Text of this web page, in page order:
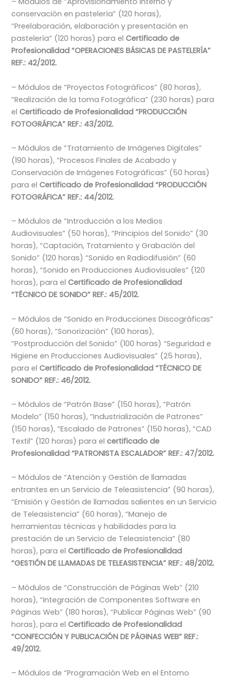
conservación en pastelería” (120 horas),
“Preelaboración, elaboración y presentación en
pastelería” (120 horas) para elCertificado de
Profesionalidad “OPERACIONES BÁSICAS DE PASTELERÍA”
REF.: 42/2012.
– Módulos de “Proyectos Fotográficos” (80 horas),
“Realización de la toma Fotográfica” (230 horas) para
elCertificado de Profesionalidad “PRODUCCIÓN
FOTOGRÁFICA” REF.: 43/2012.
– Módulos de “Tratamiento de Imágenes Digitales”
(190 horas), “Procesos Finales de Acabado y
Conservación de Imágenes Fotográficas” (50 horas)
para elCertificado de Profesionalidad “PRODUCCIÓN
FOTOGRÁFICA” REF.: 44/2012.
– Módulos de “Introducción a los Medios
Audiovisuales” (50 horas), “Principios del Sonido” (30
horas), “Captación, Tratamiento y Grabación del
Sonido” (120 horas) “Sonido en Radiodifusión” (60
horas), “Sonido en Producciones Audiovisuales” (120
horas), para elCertificado de Profesionalidad
“TÉCNICO DE SONIDO” REF.: 45/2012.
– Módulos de “Sonido en Producciones Discográficas”
(60 horas), “Sonorización” (100 horas),
“Postproducción del Sonido” (100 horas) “Seguridad e
Higiene en Producciones Audiovisuales” (25 horas),
para elCertificado de Profesionalidad “TÉCNICO DE
SONIDO” REF.: 46/2012.
– Módulos de “Patrón Base” (150 horas), “Patrón
Modelo” (150 horas), “Industrialización de Patrones”
(150 horas), “Escalado de Patrones” (150 horas), “CAD
Textil” (120 horas) para elcertificado de
Profesionalidad “PATRONISTA ESCALADOR” REF.: 47/2012.
– Módulos de “Atención y Gestión de llamadas
entrantes en un Servicio de Teleasistencia” (90 horas),
“Emisión y Gestión de llamadas salientes en un Servicio
de Teleasistencia” (60 horas), “Manejo de
herramientas técnicas y habilidades para la
prestación de un Servicio de Teleasistencia” (80
horas), para elCertificado de Profesionalidad
“GESTIÓN DE LLAMADAS DE TELEASISTENCIA” REF.: 48/2012.
– Módulos de “Construcción de Páginas Web” (210
horas), “Integración de Componentes Software en
Páginas Web” (180 horas), “Publicar Páginas Web” (90
horas), para elCertificado de Profesionalidad
“CONFECCIÓN Y PUBLICACIÓN DE PÁGINAS WEB” REF.:
49/2012.
– Módulos de “Programación Web en el Entorno